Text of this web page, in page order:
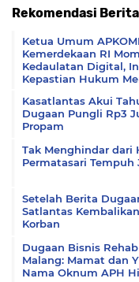
Rekomendasi
Ketua Umum
Kemerdekaan RI
Kedaulatan Digital,
Kepastian Hukum
Kasatlantas Akui
Dugaan Pungli Rp3
Propam
Tak Menghindar dari
Permatasari
Setelah Berita
Satlantas
Korban
Dugaan Bisnis
Malang: Mamat dan
Nama Oknum APH